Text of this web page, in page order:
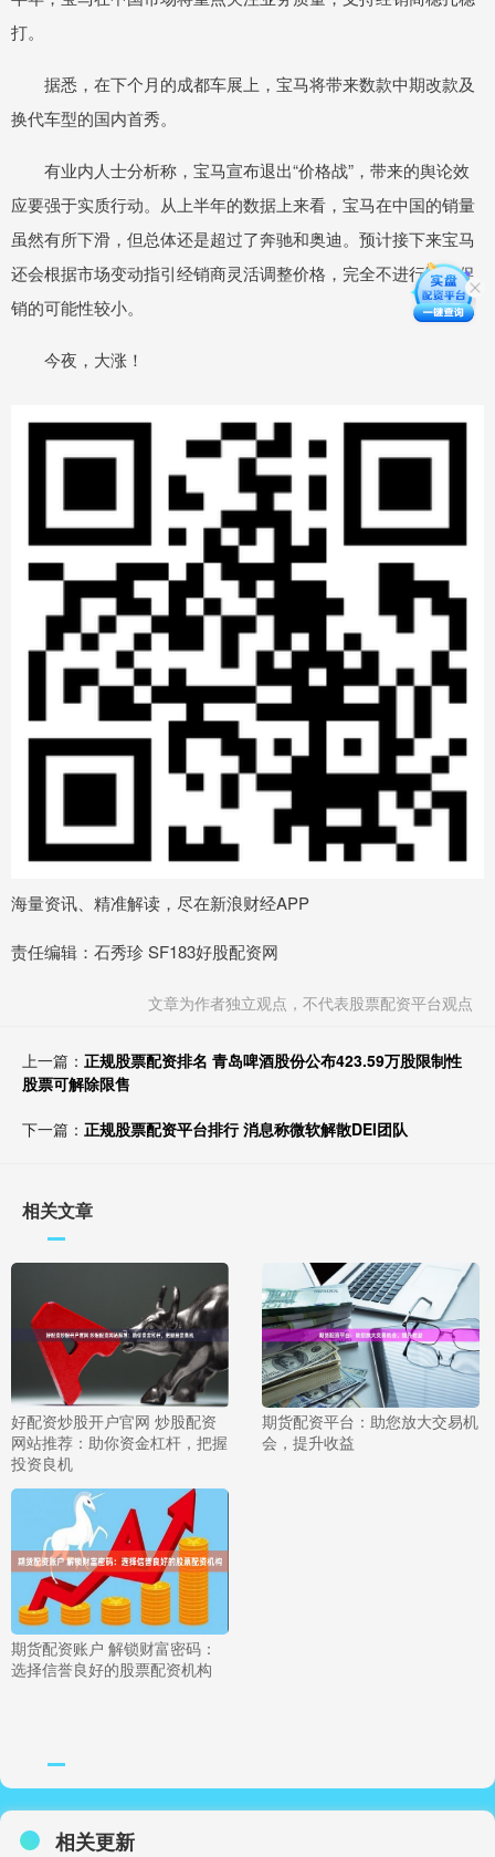
打。
据悉，在下个月的成都车展上，宝马将带来数款中期改款及
换代车型的国内首秀。
有业内人士分析称，宝马宣布退出“价格战”，带来的舆论效
应要强于实质行动。从上半年的数据上来看，宝马在中国的销量
虽然有所下滑，但总体还是超过了奔驰和奥迪。预计接下来宝马
还会根据市场变动指引经销商灵活调整价格，完全不进行降价促
销的可能性较小。
今夜，大涨！
海量资讯、精准解读，尽在新浪财经APP
责任编辑：石秀珍 SF183好股配资网
文章为作者独立观点，不代表股票配资平台观点
上一篇： 正规股票配资排名 青岛啤酒股份公布423.59万股限制性
股票可解除限售
下一篇： 正规股票配资平台排行 消息称微软解散DEI团队
相关文章
好配资炒股开户官网 炒股配资
网站推荐：助你资金杠杆，把握
投资良机
期货配资平台：助您放大交易机
会，提升收益
期货配资账户 解锁财富密码：
选择信誉良好的股票配资机构
相关更新